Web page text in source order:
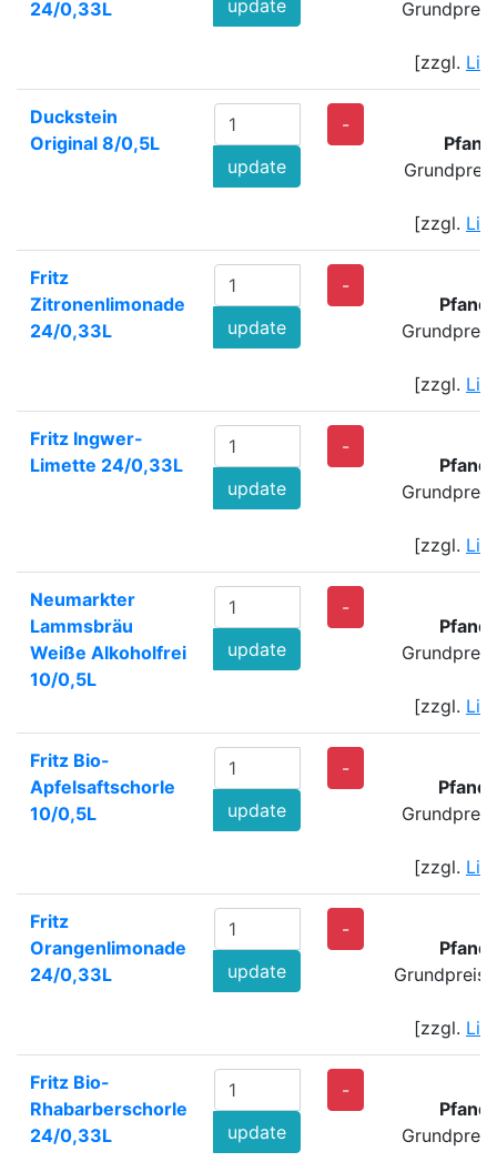
24/0,33L
update
[zzgl.
Duckstein
Original 8/0,5L
update
-
[zzgl.
Fritz
Zitronenlimonade
24/0,33L
update
-
[zzgl.
Fritz Ingwer-
Limette 24/0,33L
update
-
[zzgl.
Neumarkter
Lammsbräu
Weiße Alkoholfrei
10/0,5L
update
-
[zzgl.
Fritz Bio-
Apfelsaftschorle
10/0,5L
update
-
[zzgl.
Fritz
Orangenlimonade
24/0,33L
update
-
Grundpreis:
[zzgl.
Fritz Bio-
Rhabarberschorle
24/0,33L
update
-